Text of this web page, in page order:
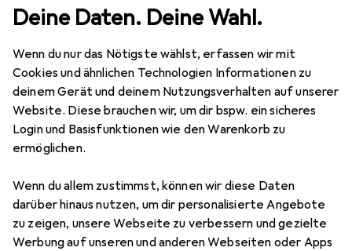
Deine Daten. Deine Wahl.
Wenn du nur das Nötigste wählst, erfassen wir mit
Cookies und ähnlichen Technologien Informationen zu
deinem Gerät und deinem Nutzungsverhalten auf unserer
Website. Diese brauchen wir, um dir bspw. ein sicheres
Login und Basisfunktionen wie den Warenkorb zu
ermöglichen.
Wenn du allem zustimmst, können wir diese Daten
darüber hinaus nutzen, um dir personalisierte Angebote
zu zeigen, unsere Webseite zu verbessern und gezielte
Werbung auf unseren und anderen Webseiten oder Apps
Erotik Kondome + Gels Gleitmittel Fleshlight Fleshlube
7 Bilder
MENGENRABATT
Fleshlight Fleshlube
100 ml
Preis in EUR inkl. MwSt.
EUR
11,25